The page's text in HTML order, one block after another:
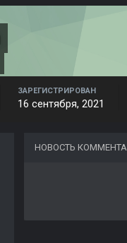
ЗАРЕГИСТРИРОВАН
16 сентября, 2021
НОВОСТЬ